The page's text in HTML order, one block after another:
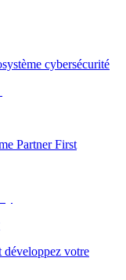
cybersécurité
Partner First
développez votre